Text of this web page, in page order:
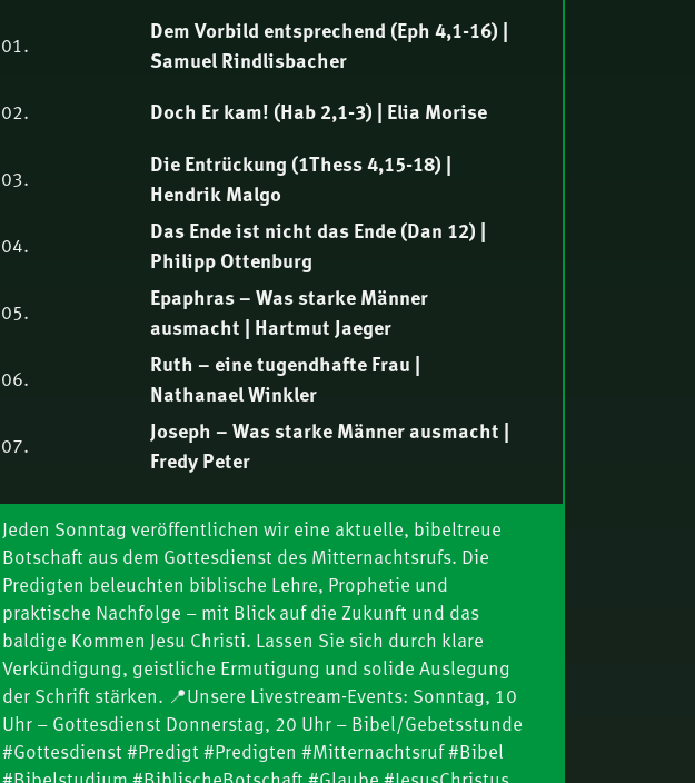
01.
Dem Vorbild entsprechend (Eph 4,1-16) |
Samuel Rindlisbacher
02. Doch Er kam! (Hab 2,1-3) | Elia Morise
03.
Die Entrückung (1Thess 4,15-18) |
Hendrik Malgo
04.
Das Ende ist nicht das Ende (Dan 12) |
Philipp Ottenburg
05.
Epaphras – Was starke Männer
ausmacht | Hartmut Jaeger
06.
Ruth – eine tugendhafte Frau |
Nathanael Winkler
07.
Joseph – Was starke Männer ausmacht |
Fredy Peter
08.
Bis zur bestimmten Zeit – wenn das Böse
seinen Höhepunkt erreicht (Dan 11) | Teil
2 | P. Ottenburg
09.
Tychikus – Was starke Männer
ausmacht | Hartmut Jaeger
10. Die Tempelrede (Jer 7) | Thomas Lieth
11.
Boas – Was starke Männer ausmacht |
Fredy Peter
Fit für die Zukunft: Jesus Christus
Jeden Sonntag veröffentlichen wir eine aktuelle, bibeltreue
Botschaft aus dem Gottesdienst des Mitternachtsrufs. Die
Predigten beleuchten biblische Lehre, Prophetie und
praktische Nachfolge – mit Blick auf die Zukunft und das
baldige Kommen Jesu Christi. Lassen Sie sich durch klare
Verkündigung, geistliche Ermutigung und solide Auslegung
der Schrift stärken. 📍Unsere Livestream-Events: Sonntag, 10
Uhr – Gottesdienst Donnerstag, 20 Uhr – Bibel/Gebetsstunde
#Gottesdienst #Predigt #Predigten #Mitternachtsruf #Bibel